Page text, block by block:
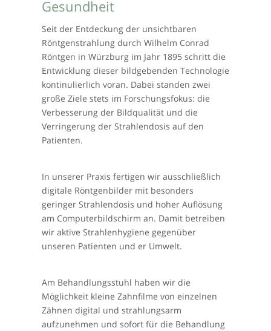
Gesundheit
Seit der Entdeckung der unsichtbaren
Röntgenstrahlung durch Wilhelm Conrad
Röntgen in Würzburg im Jahr 1895 schritt die
Entwicklung dieser bildgebenden Technologie
kontinulierlich voran. Dabei standen zwei
große Ziele stets im Forschungsfokus: die
Verbesserung der Bildqualität und die
Verringerung der Strahlendosis auf den
Patienten.
In unserer Praxis fertigen wir ausschließlich
digitale Röntgenbilder mit besonders
geringer Strahlendosis und hoher Auflösung
am Computerbildschirm an. Damit betreiben
wir aktive Strahlenhygiene gegenüber
unseren Patienten und er Umwelt.
Am Behandlungsstuhl haben wir die
Möglichkeit kleine Zahnfilme von einzelnen
Zähnen digital und strahlungsarm
aufzunehmen und sofort für die Behandlung